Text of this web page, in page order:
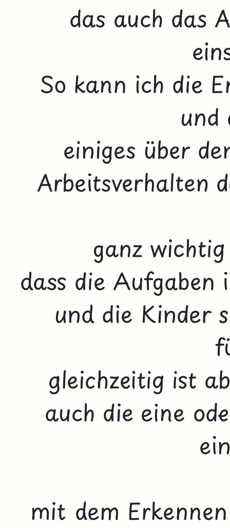
das auch das
So kann ich die
einiges über
Arbeitsverhalten
ganz
dass die
und die Kinder
gleichzeitig ist
auch die eine
mit dem